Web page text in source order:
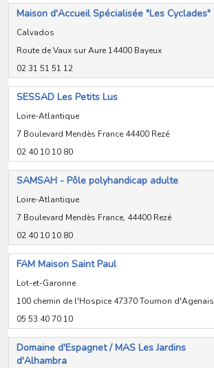
Maison d'Accueil Spécialisée "Les Cyclades"
Calvados
Route de Vaux sur Aure 14400 Bayeux
02 31 51 51 12
SESSAD Les Petits Lus
Loire-Atlantique
7 Boulevard Mendès France 44400 Rezé
02 40 10 10 80
SAMSAH - Pôle polyhandicap adulte
Loire-Atlantique
7 Boulevard Mendès France, 44400 Rezé
02 40 10 10 80
FAM Maison Saint Paul
Lot-et-Garonne
100 chemin de l'Hospice 47370 Tournon d'Agenais
05 53 40 70 10
Domaine d'Espagnet / MAS Les Jardins
d'Alhambra